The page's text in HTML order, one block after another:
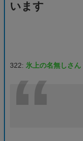
います
322: 氷上の名無しさん